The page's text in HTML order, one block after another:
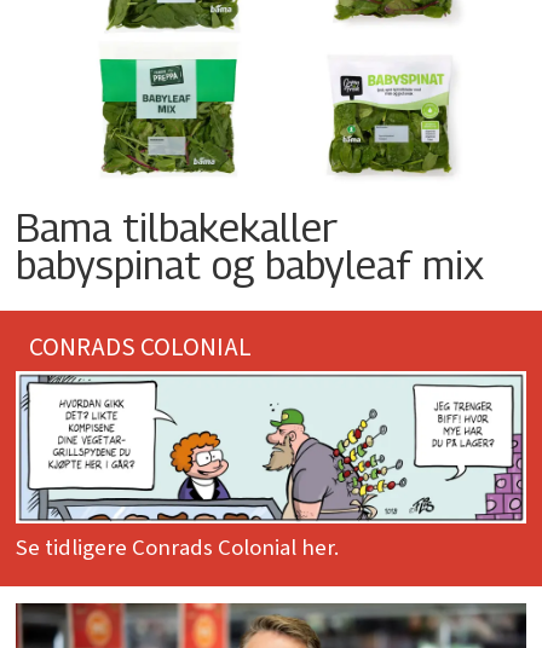
Bama tilbakekaller
babyspinat og babyleaf mix
CONRADS COLONIAL
Se tidligere Conrads Colonial her.